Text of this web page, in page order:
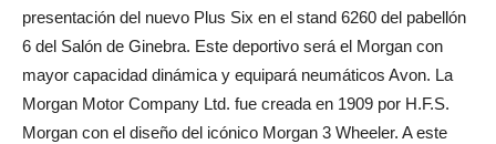
presentación del nuevo Plus Six en el stand 6260 del pabellón
6 del Salón de Ginebra. Este deportivo será el Morgan con
mayor capacidad dinámica y equipará neumáticos Avon. La
Morgan Motor Company Ltd. fue creada en 1909 por H.F.S.
Morgan con el diseño del icónico Morgan 3 Wheeler. A este